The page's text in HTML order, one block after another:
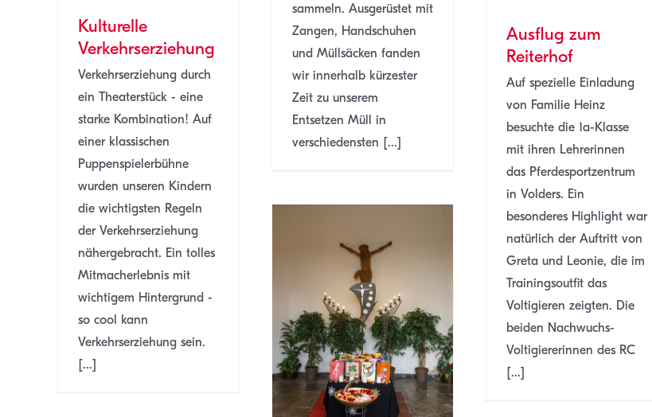
sammeln. Ausgerüstet mit
Zangen, Handschuhen
und Müllsäcken fanden
wir innerhalb kürzester
Zeit zu unserem
Entsetzen Müll in
verschiedensten [...]
Kulturelle
Verkehrserziehung
Verkehrserziehung durch
ein Theaterstück - eine
starke Kombination! Auf
einer klassischen
Puppenspielerbühne
wurden unseren Kindern
die wichtigsten Regeln
der Verkehrserziehung
nähergebracht. Ein tolles
Mitmacherlebnis mit
wichtigem Hintergrund -
so cool kann
Verkehrserziehung sein.
[...]
Ausflug zum
Reiterhof
Auf spezielle Einladung
von Familie Heinz
besuchte die 1a-Klasse
mit ihren Lehrerinnen
das Pferdesportzentrum
in Volders. Ein
besonderes Highlight war
natürlich der Auftritt von
Greta und Leonie, die im
Trainingsoutfit das
Voltigieren zeigten. Die
beiden Nachwuchs-
Voltigiererinnen des RC
[...]
Urnenbeisetzung mit
Geistertango